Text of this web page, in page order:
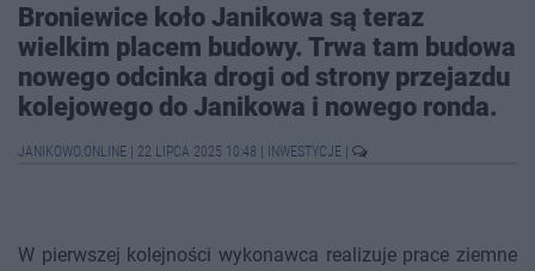
Broniewice koło Janikowa są teraz
wielkim placem budowy. Trwa tam budowa
nowego odcinka drogi od strony przejazdu
kolejowego do Janikowa i nowego ronda.
JANIKOWO.ONLINE 22 LIPCA 2025 10:48 INWESTYCJE
W pierwszej kolejności wykonawca realizuje prace ziemne